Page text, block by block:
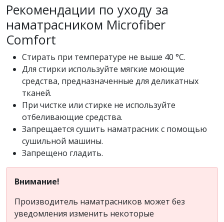
Рекомендации по уходу за
наматрасником Microfiber
Comfort
Стирать при температуре не выше 40 °C.
Для стирки используйте мягкие моющие
средства, предназначенные для деликатных
тканей.
При чистке или стирке не используйте
отбеливающие средства.
Запрещается сушить наматрасник с помощью
сушильной машины.
Запрещено гладить.
Внимание!
Производитель наматрасников может без
уведомления изменить некоторые